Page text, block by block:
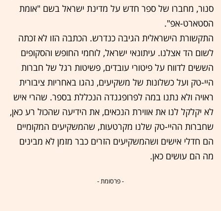
סנור, מחברו של ספר חדש על מדינת ישראל בשם "אומת
הסטארט-אפ".
התקשורת הישראלית הגיבה כנדרש. הכתבה הזו לא זכתה
לשום הד אצלנו. עיתונאי ישראל, לוחמי החופש והסקופים
הששים לדווח על פיטורי עובדים, פשיטות רגל של חברות
היי-טק ועל כשלונות של משקיעים, נהגו באחריות ציבורית
ראויה ולא נתנו במה לפרופגנדה הנכללת בספר. שהרי איש
לא יקלקל לנו את אווירת הנכאים, את הידיעה שהכול רע כאן,
שחברות ההיי-טק שלנו מקרטעות, שהמשקיעים המקומיים
הם חדלי אישים ושהמשקיעים הזרים כבר מזמן לא מבינים
מה הם עושים כאן.
- פרסומת -